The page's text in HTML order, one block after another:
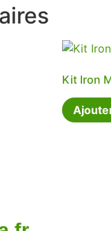
Kit Iron